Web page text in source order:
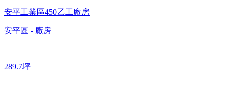
安平工業區450乙工廠房
安平區 - 廠房
289.7坪